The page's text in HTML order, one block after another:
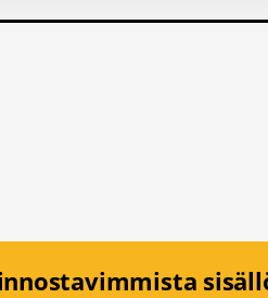
kerätty, kun olet käyttänyt